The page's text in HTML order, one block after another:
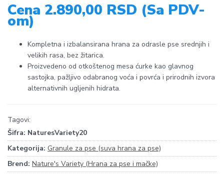
Cena 2.890,00 RSD (Sa PDV-
om)
Kompletna i izbalansirana hrana za odrasle pse srednjih i
velikih rasa, bez žitarica.
Proizvedeno od otkoštenog mesa ćurke kao glavnog
sastojka, pažljivo odabranog voća i povrća i prirodnih izvora
alternativnih ugljenih hidrata.
Tagovi:
Šifra: NaturesVariety20
Kategorija: Granule za pse (suva hrana za pse)
Brend: Nature's Variety (Hrana za pse i mačke)